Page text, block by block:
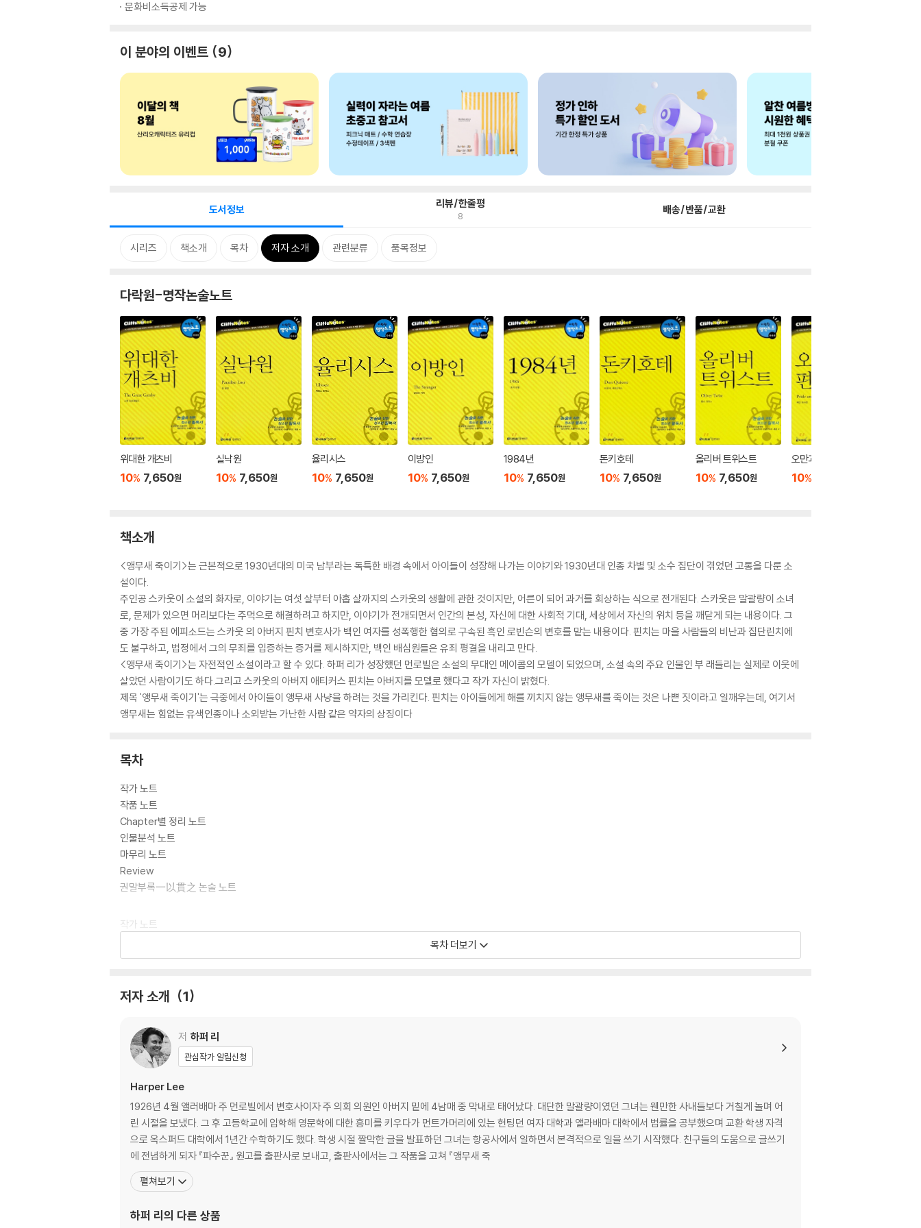
문화비소득공제 가능
이 분야의 이벤트 9
도서정보 리뷰/한줄평
8 배송/반품/교환
시리즈 책소개 목차 저자 소개 관련분류 품목정보
다락원-명작논술노트
위대한 개츠비
10% 7,650원
실낙원
10% 7,650원
율리시스
10% 7,650원
이방인
10% 7,650원
1984년
10% 7,650원
돈키호테
10% 7,650원
올리버 트위스트
10% 7,650원
오만과 편견
10%
책소개
<앵무새 죽이기>는 근본적으로 1930년대의 미국 남부라는 독특한 배경 속에서 아이들이 성장해 나가는 이야기와 1930년대 인종 차별 및 소수 집단이 겪었던 고통을 다룬 소
설이다.
주인공 스카웃이 소설의 화자로, 이야기는 여섯 살부터 아홉 살까지의 스카웃의 생활에 관한 것이지만, 어른이 되어 과거를 회상하는 식으로 전개된다. 스카웃은 말괄량이 소녀
로, 문제가 있으면 머리보다는 주먹으로 해결하려고 하지만, 이야기가 전개되면서 인간의 본성, 자신에 대한 사회적 기대, 세상에서 자신의 위치 등을 깨닫게 되는 내용이다. 그
중 가장 주된 에피소드는 스카웃 의 아버지 핀치 변호사가 백인 여자를 성폭행한 혐의로 구속된 흑인 로빈슨의 변호를 맡는 내용이다. 핀치는 마을 사람들의 비난과 집단린치에
도 불구하고, 법정에서 그의 무죄를 입증하는 증거를 제시하지만, 백인 배심원들은 유죄 평결을 내리고 만다.
<앵무새 죽이기>는 자전적인 소설이라고 할 수 있다. 하퍼 리가 성장했던 먼로빌은 소설의 무대인 메이콤의 모델이 되었으며, 소설 속의 주요 인물인 부 래들리는 실제로 이웃에
살았던 사람이기도 하다.그리고 스카웃의 아버지 애티커스 핀치는 아버지를 모델로 했다고 작가 자신이 밝혔다.
제목 '앵무새 죽이기'는 극중에서 아이들이 앵무새 사냥을 하려는 것을 가리킨다. 핀치는 아이들에게 해를 끼치지 않는 앵무새를 죽이는 것은 나쁜 짓이라고 일깨우는데, 여기서
앵무새는 힘없는 유색인종이나 소외받는 가난한 사람 같은 약자의 상징이다
목차
작가 노트
작품 노트
Chapter별 정리 노트
인물분석 노트
마무리 노트
Review
권말부록一以貫之 논술 노트
작가 노트
Chapter별 정리 노트
마무리 노트
Review
목차 더보기
저자 소개 1
저 하퍼 리
관심작가 알림신청
Harper Lee
1926년 4월 앨러배마 주 먼로빌에서 변호사이자 주 의회 의원인 아버지 밑에 4남매 중 막내로 태어났다. 대단한 말괄량이였던 그녀는 웬만한 사내들보다 거칠게 놀며 어
린 시절을 보냈다. 그 후 고등학교에 입학해 영문학에 대한 흥미를 키우다가 먼트가머리에 있는 헌팅던 여자 대학과 앨라배마 대학에서 법률을 공부했으며 교환 학생 자격
으로 옥스퍼드 대학에서 1년간 수학하기도 했다. 학생 시절 짤막한 글을 발표하던 그녀는 항공사에서 일하면서 본격적으로 일을 쓰기 시작했다. 친구들의 도움으로 글쓰기
에 전념하게 되자 『파수꾼』 원고를 출판사로 보내고, 출판사에서는 그 작품을 고쳐 『앵무새 죽
펼쳐보기
하퍼 리 의 다른 상품